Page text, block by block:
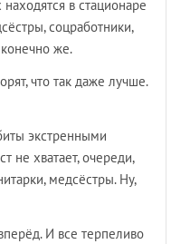
в стационаре
соцработники,
же.
что так даже лучше.
экстренными
не хватает, очереди,
медсёстры. Ну,
И все терпеливо